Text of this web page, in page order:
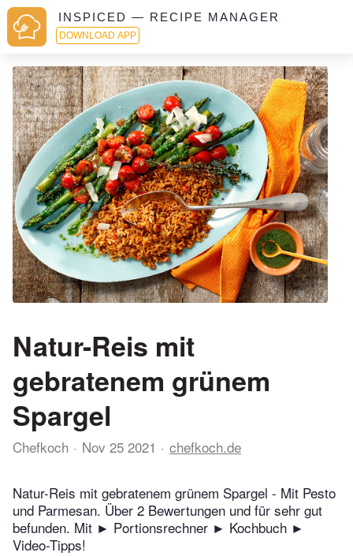
INSPICED — RECIPE MANAGER
DOWNLOAD APP
Natur-Reis mit
gebratenem grünem
Spargel
Chefkoch Nov 25 2021 chefkoch.de
Natur-Reis mit gebratenem grünem Spargel - Mit Pesto
und Parmesan. Über 2 Bewertungen und für sehr gut
befunden. Mit ► Portionsrechner ► Kochbuch ►
Video-Tipps!